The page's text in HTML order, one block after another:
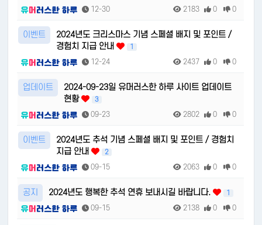
12-30 2183 0 0
이벤트
2024년도 크리스마스 기념 스페셜 배지 및 포인트 /
경험치 지급 안내
1
12-24 2437 0 0
업데이트
2024-09-23일 유머러스한 하루 사이트 업데이트
현황
3
09-23 2802 0 0
이벤트
2024년도 추석 기념 스페셜 배지 및 포인트 / 경험치
지급 안내
2
09-15 2063 0 0
공지 2024년도 행복한 추석 연휴 보내시길 바랍니다. 1
09-15 2138 0 0